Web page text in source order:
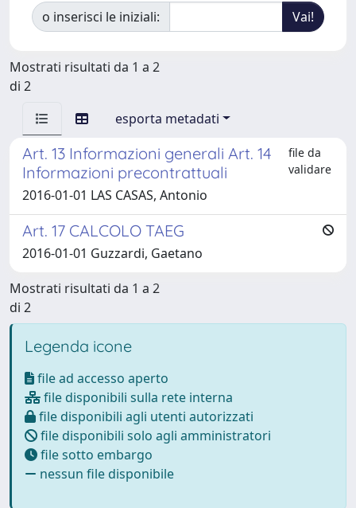
o inserisci le iniziali:
Mostrati risultati da 1 a 2
di 2
esporta metadati
Art. 13 Informazioni generali Art. 14
Informazioni precontrattuali
file da
validare
2016-01-01 LAS CASAS, Antonio
Art. 17 CALCOLO TAEG
2016-01-01 Guzzardi, Gaetano
Mostrati risultati da 1 a 2
di 2
Legenda icone
file ad accesso aperto
file disponibili sulla rete interna
file disponibili agli utenti autorizzati
file disponibili solo agli amministratori
file sotto embargo
nessun file disponibile